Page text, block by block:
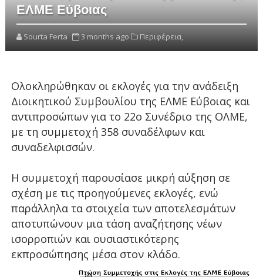
ΕΛΜΕ Εύβοιας
Sourta Ferta 3 months ago Περιφέρεια,
Ολοκληρώθηκαν οι εκλογές για την ανάδειξη
Διοικητικού Συμβουλίου της ΕΛΜΕ Εύβοιας και
αντιπροσώπων για το 22ο Συνέδριο της ΟΛΜΕ,
με τη συμμετοχή 358 συναδέλφων και
συναδελφισσών.
Η συμμετοχή παρουσίασε μικρή αύξηση σε
σχέση με τις προηγούμενες εκλογές, ενώ
παράλληλα τα στοιχεία των αποτελεσμάτων
αποτυπώνουν μια τάση αναζήτησης νέων
ισορροπιών και ουσιαστικότερης
εκπροσώπησης μέσα στον κλάδο.